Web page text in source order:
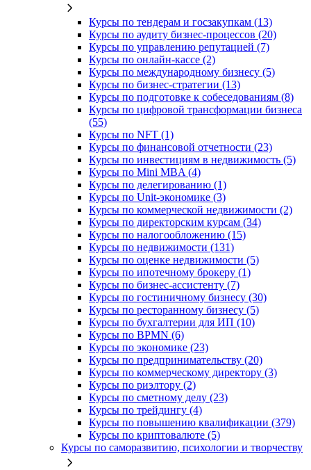
Курсы по тендерам и госзакупкам (13)
Курсы по аудиту бизнес-процессов (20)
Курсы по управлению репутацией (7)
Курсы по онлайн-кассе (2)
Курсы по международному бизнесу (5)
Курсы по бизнес-стратегии (13)
Курсы по подготовке к собеседованиям (8)
Курсы по цифровой трансформации бизнеса
(55)
Курсы по NFT (1)
Курсы по финансовой отчетности (23)
Курсы по инвестициям в недвижимость (5)
Курсы по Mini MBA (4)
Курсы по делегированию (1)
Курсы по Unit-экономике (3)
Курсы по коммерческой недвижимости (2)
Курсы по директорским курсам (34)
Курсы по налогообложению (15)
Курсы по недвижимости (131)
Курсы по оценке недвижимости (5)
Курсы по ипотечному брокеру (1)
Курсы по бизнес-ассистенту (7)
Курсы по гостиничному бизнесу (30)
Курсы по ресторанному бизнесу (5)
Курсы по бухгалтерии для ИП (10)
Курсы по BPMN (6)
Курсы по экономике (23)
Курсы по предпринимательству (20)
Курсы по коммерческому директору (3)
Курсы по риэлтору (2)
Курсы по сметному делу (23)
Курсы по трейдингу (4)
Курсы по повышению квалификации (379)
Курсы по криптовалюте (5)
Курсы по саморазвитию, психологии и творчеству